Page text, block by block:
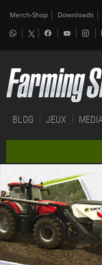
Merch-Shop Downloads
BLOG JEUX MEDIA